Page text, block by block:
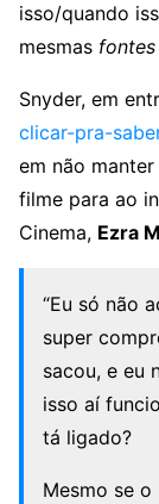
isso/quando
mesmas fontes
Snyder, em
clicar-pra-
em não manter
filme para ao
Cinema, Ezra
“Eu só não
super
sacou, e eu
isso aí
tá ligado?
Mesmo se